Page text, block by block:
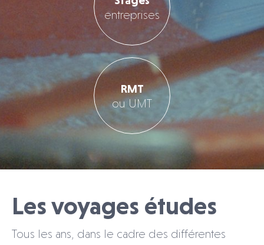
entreprises
RMT
ou UMT
Les voyages études
Tous les ans, dans le cadre des différentes